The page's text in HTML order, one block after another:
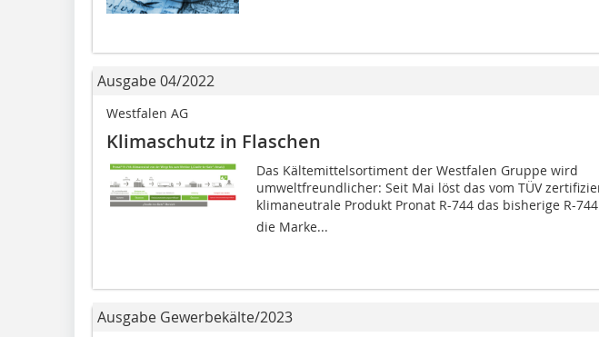
Ausgabe 04/2022
Westfalen AG
Klimaschutz in Flaschen
Das Kältemittelsortiment der Westfalen Gruppe wird
umweltfreundlicher: Seit Mai löst das vom TÜV
klimaneutrale Produkt Pronat R-744 das bisherige R-
die Marke...
Ausgabe Gewerbekälte/2023